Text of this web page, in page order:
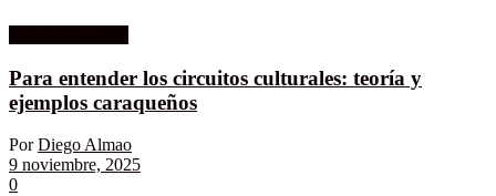
Para entender los circuitos culturales: teoría y
ejemplos caraqueños
Por Diego Almao
9 noviembre, 2025
0